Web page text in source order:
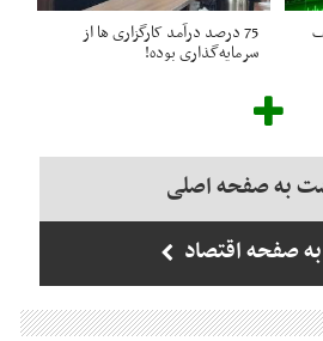
75 درصد درآمد کارگزاری ها از
سرمایه‌گذاری بوده!
به صفحه اصلی
صفحه اقتصاد